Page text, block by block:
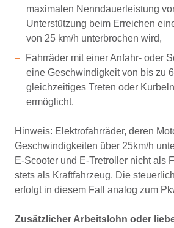
maximalen Nenndauerleistung
Unterstützung beim Erreichen
von 25 km/h unterbrochen wird,
Fahrräder mit einer Anfahr- oder
eine Geschwindigkeit von bis zu
gleichzeitiges Treten oder
ermöglicht.
Hinweis: Elektrofahrräder, deren
Geschwindigkeiten über 25km/h
E-Scooter und E-Tretroller nicht als
stets als Kraftfahrzeug. Die
erfolgt in diesem Fall analog zum
Zusätzlicher Arbeitslohn oder